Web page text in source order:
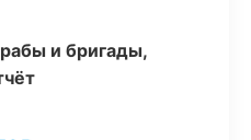
и бригады,